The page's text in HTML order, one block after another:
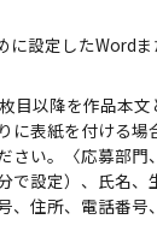
に設定したWord
目以降を作品本文
に表紙を付ける場
さい。〈応募部門
で設定）、氏名、
、住所、電話番号